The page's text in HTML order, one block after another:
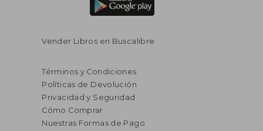
Vender Libros en Buscalibre
Términos y Condiciones
Políticas de Devolución
Privacidad y Seguridad
Cómo Comprar
Nuestras Formas de Pago